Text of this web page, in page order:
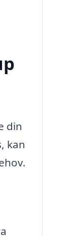
din
kan